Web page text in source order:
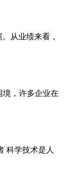
从业绩来看，
，许多企业在
科学技术是人